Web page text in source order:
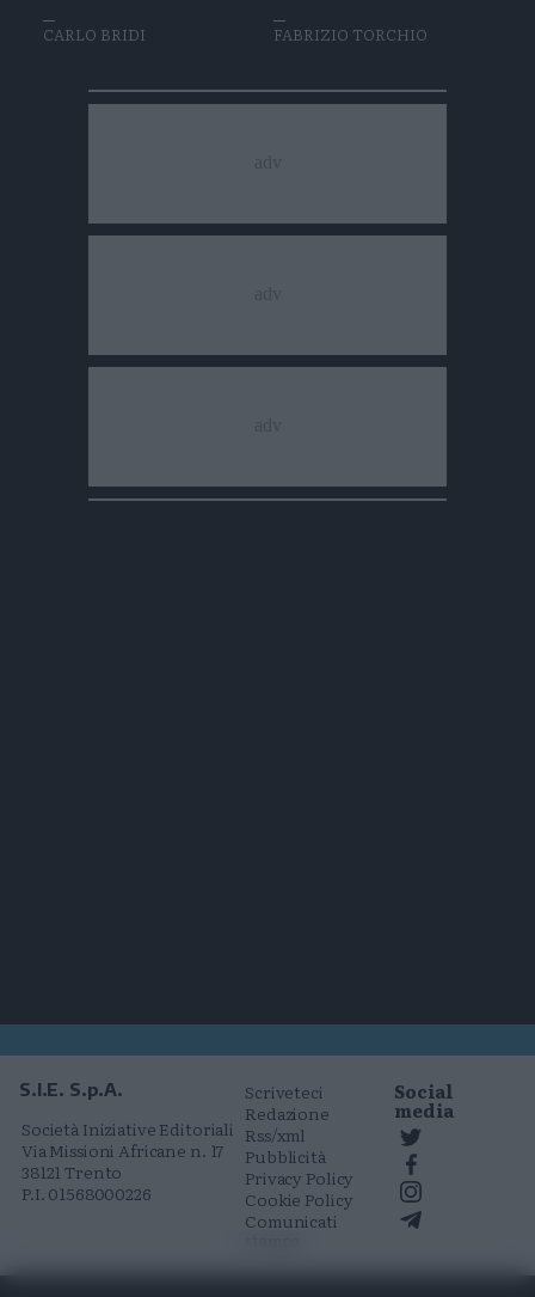
CARLO BRIDI FABRIZIO TORCHIO
S.I.E. S.p.A.
Società Iniziative Editoriali
Via Missioni Africane n. 17
38121 Trento
P.I. 01568000226
Scriveteci
Redazione
Rss/xml
Pubblicità
Privacy Policy
Cookie Policy
Comunicati
Social
media